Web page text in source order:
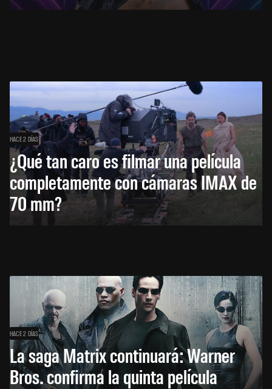
HACE 2 DÍAS
¿Qué tan caro es filmar una película
completamente con cámaras IMAX de
70 mm?
HACE 2 DÍAS
La saga Matrix continuará: Warner
Bros. confirma la quinta película